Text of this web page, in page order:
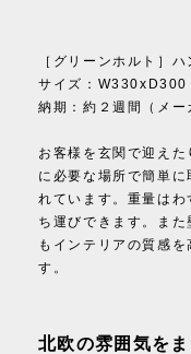
［グリーンホルト］
サイズ：W330xD300
納期：約２週間（メー
お客様を玄関で迎え
に必要な場所で簡単
れています。重量は
ち運びできます。ま
もインテリアの質感
す。
北欧の雰囲気を